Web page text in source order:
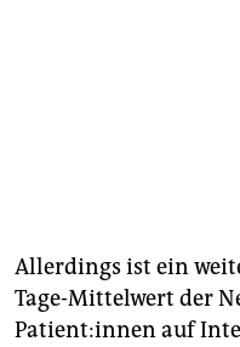
Allerdings ist ein
Tage-Mittelwert der
Patient:innen auf